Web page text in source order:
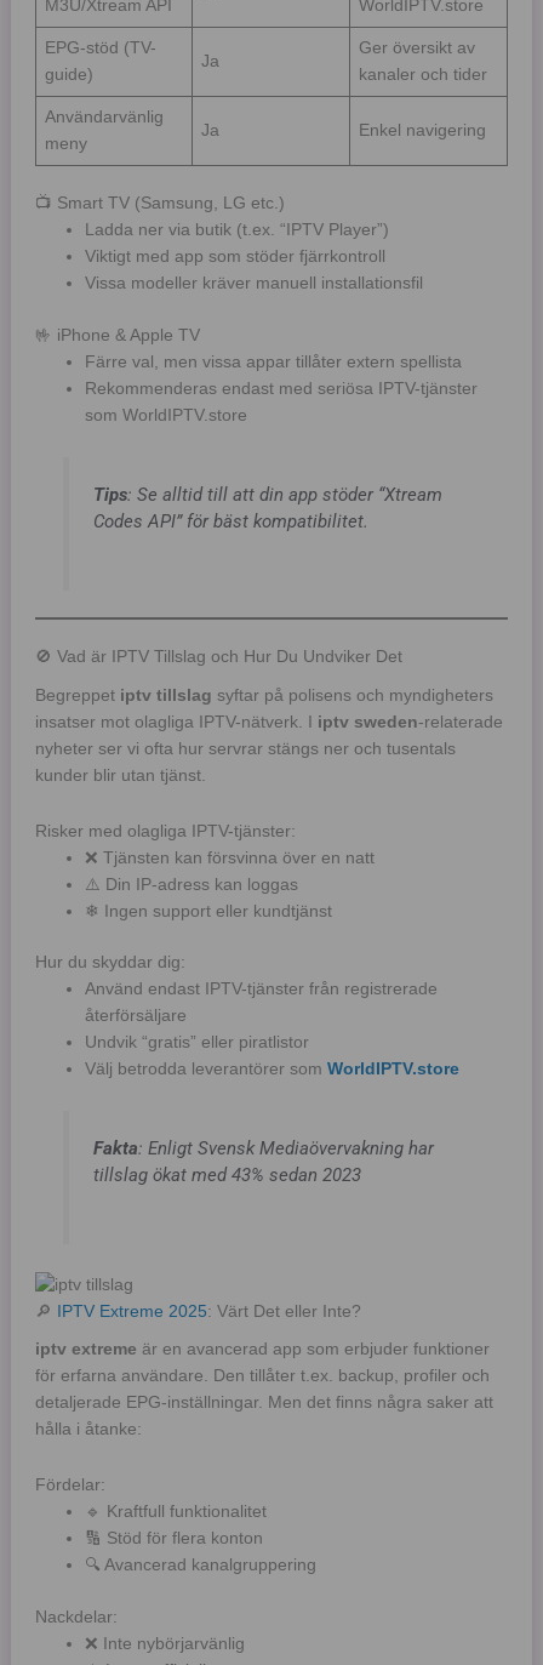
M3U/Xtream API
WorldIPTV.store
EPG-stöd (TV-
guide)
Ja
Ger översikt av
kanaler och tider
Användarvänlig
meny
Ja Enkel navigering
📺 Smart TV (Samsung, LG etc.)
Ladda ner via butik (t.ex. “IPTV Player”)
Viktigt med app som stöder fjärrkontroll
Vissa modeller kräver manuell installationsfil
🤟 iPhone & Apple TV
Färre val, men vissa appar tillåter extern spellista
Rekommenderas endast med seriösa IPTV-tjänster
som WorldIPTV.store
Tips: Se alltid till att din app stöder “Xtream
Codes API” för bäst kompatibilitet.
🚫 Vad är IPTV Tillslag och Hur Du Undviker Det
Begreppet iptv tillslag syftar på polisens och myndigheters
insatser mot olagliga IPTV-nätverk. I iptv sweden-relaterade
nyheter ser vi ofta hur servrar stängs ner och tusentals
kunder blir utan tjänst.
Risker med olagliga IPTV-tjänster:
❌ Tjänsten kan försvinna över en natt
⚠️ Din IP-adress kan loggas
❄ Ingen support eller kundtjänst
Hur du skyddar dig:
Använd endast IPTV-tjänster från registrerade
återförsäljare
Undvik “gratis” eller piratlistor
Välj betrodda leverantörer som WorldIPTV.store
Fakta: Enligt Svensk Mediaövervakning har
tillslag ökat med 43% sedan 2023
🔎 IPTV Extreme 2025: Värt Det eller Inte?
iptv extreme är en avancerad app som erbjuder funktioner
för erfarna användare. Den tillåter t.ex. backup, profiler och
detaljerade EPG-inställningar. Men det finns några saker att
hålla i åtanke:
Fördelar:
🔹 Kraftfull funktionalitet
🔢 Stöd för flera konton
🔍 Avancerad kanalgruppering
Nackdelar:
❌ Inte nybörjarvänlig